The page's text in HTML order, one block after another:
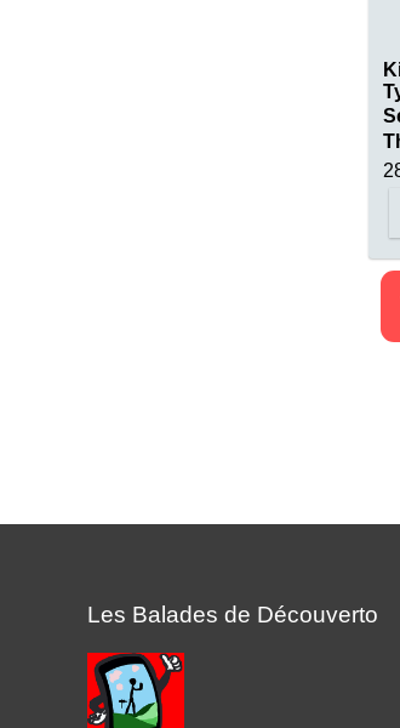
Les Balades de Découverto